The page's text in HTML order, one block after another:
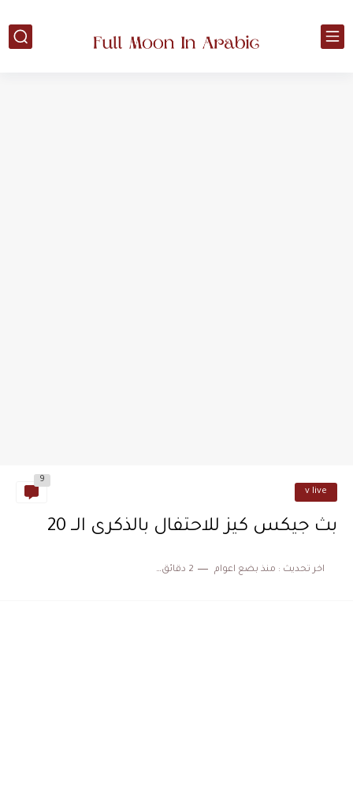
v live
9
بث جيكس كيز للاحتفال بالذكرى الــ 20
اخر تحديث : منذ بضع اعوام 2 دقائق للقراءة